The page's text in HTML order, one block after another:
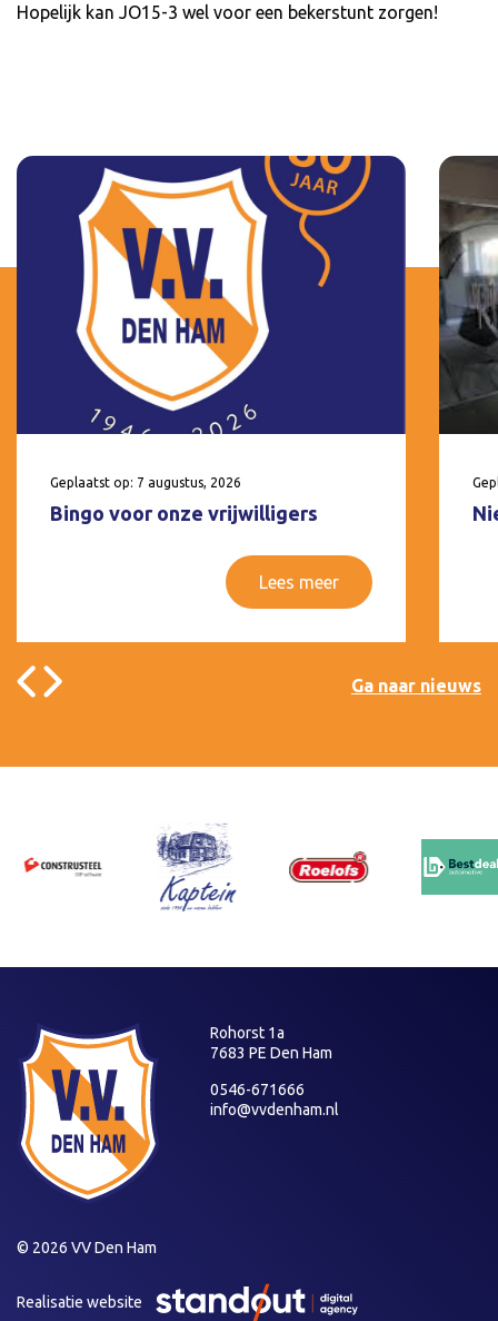
Hopelijk kan JO15-3 wel voor een bekerstunt zorgen!
Geplaatst op: 7 augustus, 2026
Bingo voor onze vrijwilligers
Lees meer
Ga naar nieuws
Rohorst 1a
7683 PE Den Ham
0546-671666
info@vvdenham.nl
© 2026 VV Den Ham
Realisatie website